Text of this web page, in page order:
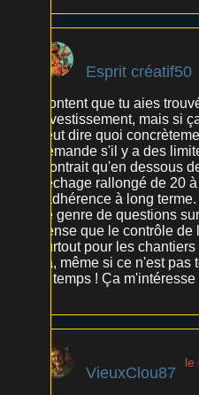
Esprit créatif50
Content que tu aies
investissement, mais si
veut dire quoi
demande s'il y a des
montrait qu'en dessous
séchage rallongé de 20
l'adhérence à long
ce genre de questions
pense que le contrôle
surtout pour les
ça, même si ce n'est
le temps ! Ça
VieuxClou87
le